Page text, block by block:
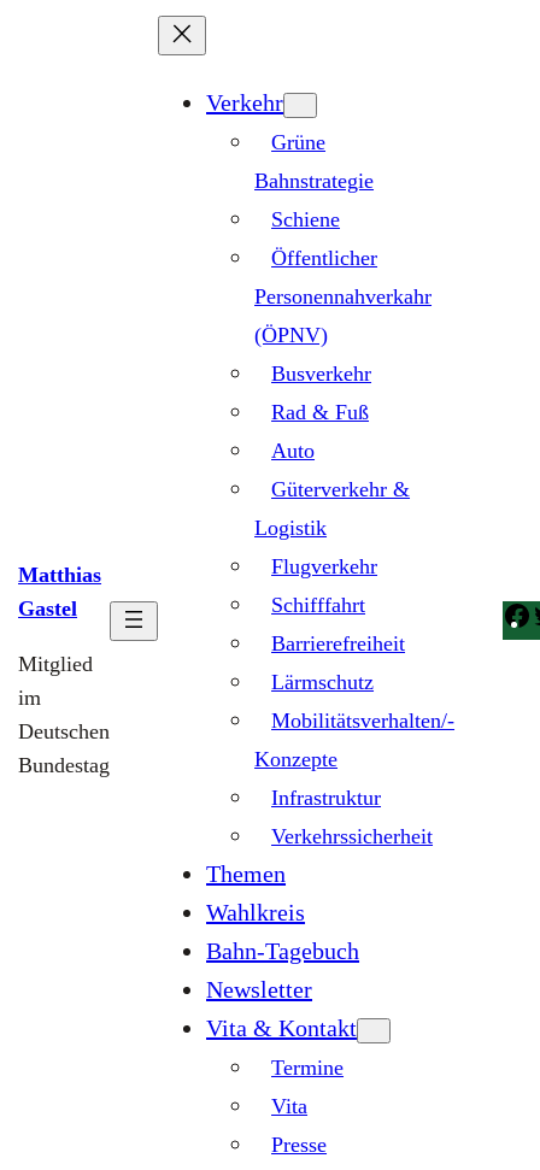
Matthias
Gastel
Mitglied
im
Deutschen
Bundestag
Verkehr
Grüne
Bahnstrategie
Schiene
Öffentlicher
Personennahverkahr
(ÖPNV)
Busverkehr
Rad & Fuß
Auto
Güterverkehr &
Logistik
Flugverkehr
Schifffahrt
Barrierefreiheit
Lärmschutz
Mobilitätsverhalten/-
Konzepte
Infrastruktur
Verkehrssicherheit
Themen
Wahlkreis
Bahn-Tagebuch
Newsletter
Vita & Kontakt
Termine
Vita
Presse